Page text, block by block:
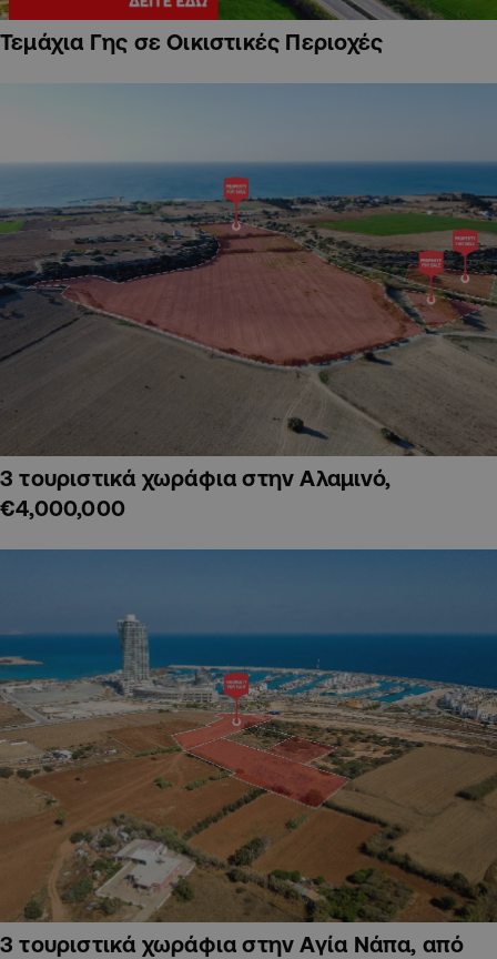
Τεμάχια Γης σε Οικιστικές Περιοχές
3 τουριστικά χωράφια στην Αλαμινό,
€4,000,000
3 τουριστικά χωράφια στην Αγία Νάπα, από